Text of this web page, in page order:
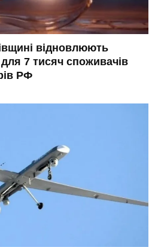
відновлюють
7 тисяч споживачів
РФ